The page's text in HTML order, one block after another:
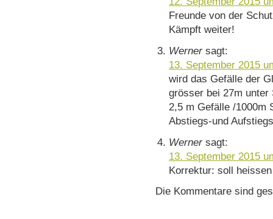
Freunde von der
Kämpft weiter!
Werner sagt:
13. September 2015
wird das Gefälle der
grösser bei 27m
2,5 m Gefälle /1000m
Abstiegs-und
Werner sagt:
13. September 2015
Korrektur: soll
Die Kommentare sind